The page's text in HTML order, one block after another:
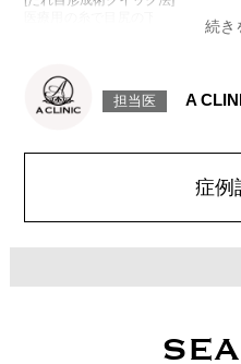
医療用の糸で目尻の下側を軽く引
なり、目の横幅を大きく見せる施術
施術時間：約30分程
後一時的に生じることがございま
戻り、目尻のラインに段差が生じ
どが生じることがございます。
オプション：笑気麻酔 3,300円(税込)
担当医 A
症例